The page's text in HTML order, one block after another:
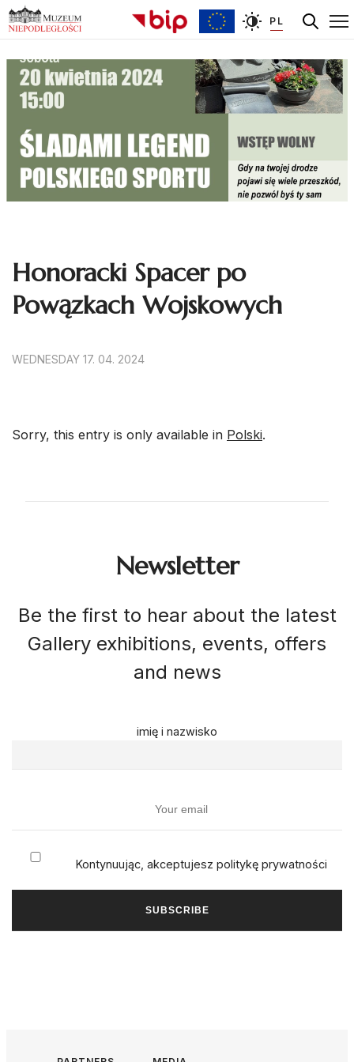
PL
Honoracki Spacer po
Powązkach Wojskowych
WEDNESDAY 17. 04. 2024
Sorry, this entry is only available in Polski.
Newsletter
Be the first to hear about the latest
Gallery exhibitions, events, offers
and news
imię i nazwisko
Kontynuując, akceptujesz politykę prywatności